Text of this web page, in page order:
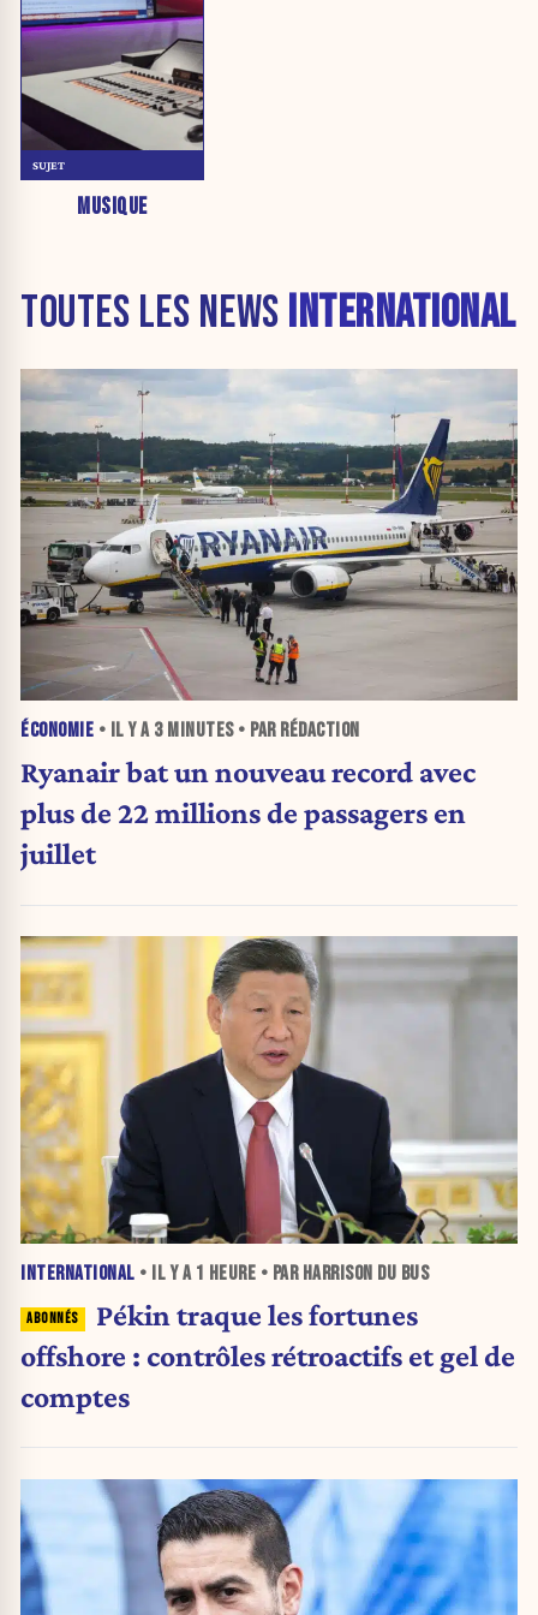
MUSIQUE
SUJET
TOUTES LES NEWS INTERNATIONAL
ÉCONOMIE • IL Y A 3 MINUTES• PAR RÉDACTION
Ryanair bat un nouveau record avec
plus de 22 millions de passagers en
juillet
INTERNATIONAL • IL Y A 1 HEURE • PAR HARRISON DU BUS
Pékin traque les fortunes
offshore : contrôles rétroactifs et gel de
comptes